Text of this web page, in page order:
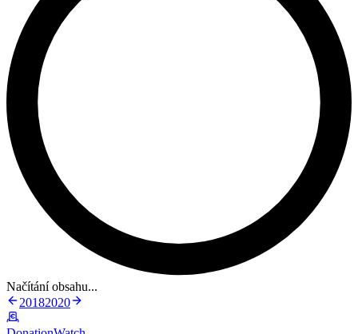
Načítání obsahu...
20182020